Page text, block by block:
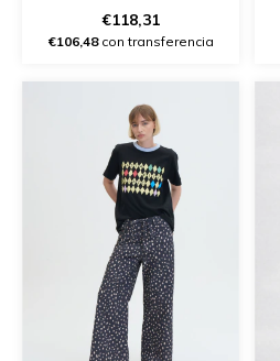
€118,31
€106,48con transferencia